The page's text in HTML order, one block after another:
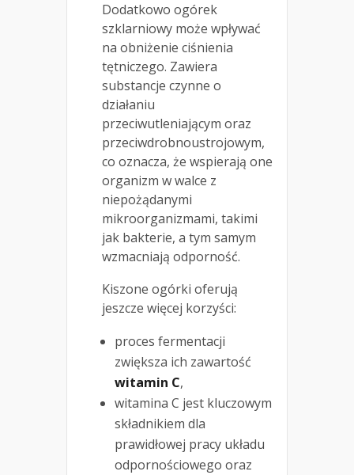
Dodatkowo ogórek
szklarniowy może wpływać
na obniżenie ciśnienia
tętniczego. Zawiera
substancje czynne o
działaniu
przeciwutleniającym oraz
przeciwdrobnoustrojowym,
co oznacza, że wspierają one
organizm w walce z
niepożądanymi
mikroorganizmami, takimi
jak bakterie, a tym samym
wzmacniają odporność.
Kiszone ogórki oferują
jeszcze więcej korzyści:
proces fermentacji
zwiększa ich zawartość
witamin C,
witamina C jest kluczowym
składnikiem dla
prawidłowej pracy układu
odpornościowego oraz